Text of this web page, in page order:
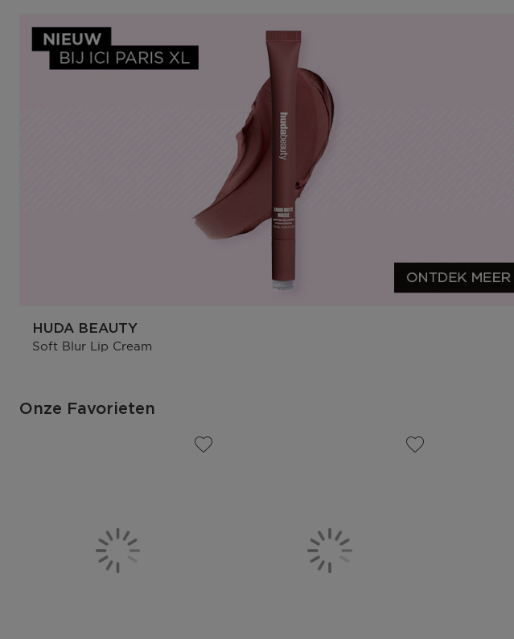
HUDA BEAUTY
Soft Blur Lip Cream
Onze Favorieten